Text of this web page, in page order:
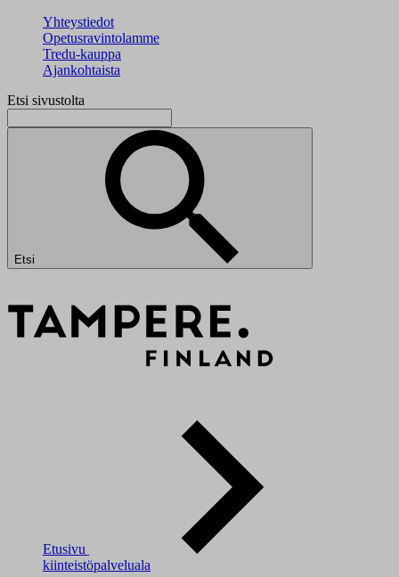
Yhteystiedot
Opetusravintolamme
Tredu-kauppa
Ajankohtaista
Etsi sivustolta
Etsi
Etusivu
kiinteistöpalveluala